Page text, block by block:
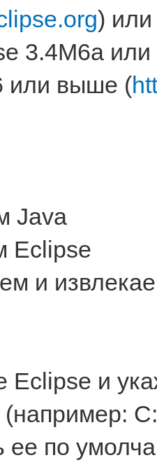
) или
3.4M6a
или выше (
Java
Eclipse
и
Eclipse и
ее по